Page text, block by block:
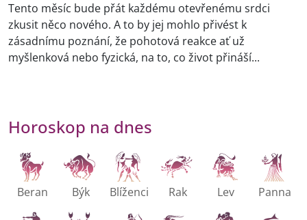
Tento měsíc bude přát každému otevřenému srdci
zkusit něco nového. A to by jej mohlo přivést k
zásadnímu poznání, že pohotová reakce ať už
myšlenková nebo fyzická, na to, co život přináší...
Horoskop na dnes
Beran Býk Blíženci Rak Lev Panna